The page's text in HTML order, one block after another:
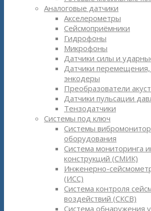
Аналоговые датчики
Акселерометры
Сейсмоприёмники
Гидрофоны
Микрофоны
Датчики силы и
Датчики перемещения,
энкодеры
Преобразователи
Датчики пульсации
Тензодатчики
Системы под ключ
Системы
оборудования
Система мониторинга
конструкций (СМИК)
Инженерно-
(ИСС)
Система контроля
воздействий (СКСВ)
Система обнаружения